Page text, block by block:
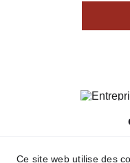
Ce site web utilise des